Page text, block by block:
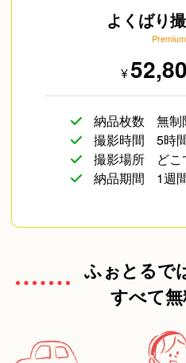
よくばり
¥
納品枚数
無制
撮影時間
5時
撮影場所
ど
納品期間
1週
ふぉとるで
すべて